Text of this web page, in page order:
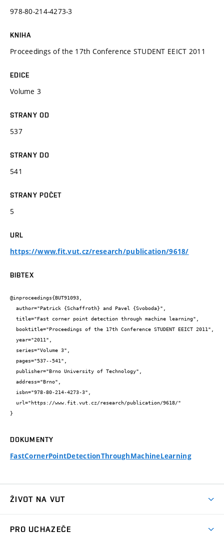
978-80-214-4273-3
KNIHA
Proceedings of the 17th Conference STUDENT EEICT 2011
EDICE
Volume 3
STRANY OD
537
STRANY DO
541
STRANY POČET
5
URL
https://www.fit.vut.cz/research/publication/9618/
BIBTEX
@inproceedings{BUT91093,
}
DOKUMENTY
FastCornerPointDetectionThroughMachineLearning
ŽIVOT NA VUT
PRO UCHAZEČE